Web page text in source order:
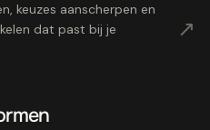
keuzes aanscherpen en
dat past bij je
↗